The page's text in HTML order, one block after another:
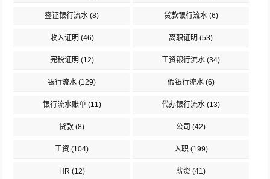
签证银行流水 (8) 贷款银行流水(6)
收入证明 (46) 离职证明 (53)
完税证明 (12) 工资银行流水 (34)
银行流水 (129) 假银行流水(6)
银行流水账单(11) 代办银行流水 (13)
贷款 (8) 公司 (42)
工资 (104) 入职 (199)
HR (12) 薪资 (41)